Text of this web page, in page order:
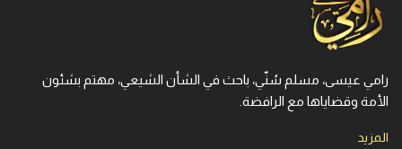
رامي عيسى، مسلم سُنّي، باحث في الشأن الشيعي، مهتم بشئون
الأمة وقضاياها مع الرافضة.
المزيد